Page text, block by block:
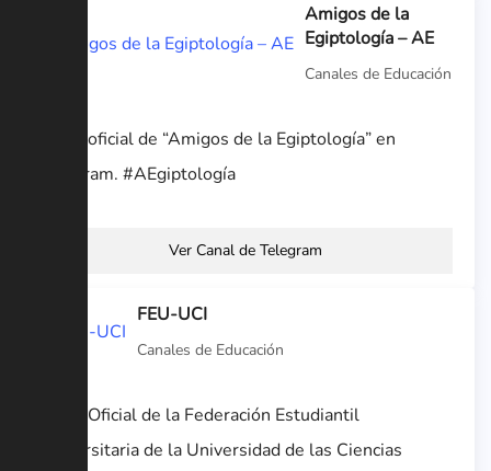
Amigos de la
Egiptología – AE
Canales de Educación
Canal oficial de “Amigos de la Egiptología” en
Telegram. #AEgiptología
Ver Canal de Telegram
FEU-UCI
Canales de Educación
Canal Oficial de la Federación Estudiantil
Universitaria de la Universidad de las Ciencias